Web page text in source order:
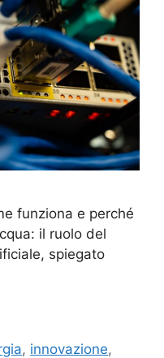
funziona e perché
il ruolo del
spiegato
, innovazione,